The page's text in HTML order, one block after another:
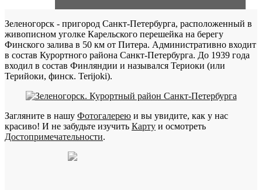
Зеленогорск - пригород Санкт-Петербурга, расположенный в
живописном уголке Карельского перешейка на берегу
Финского залива в 50 км от Питера. Административно входит
в состав Курортного района Санкт-Петербурга. До 1939 года
входил в состав Финляндии и назывался Териоки (или
Терийоки, финск. Terijoki).
Загляните в нашу Фотогалерею и вы увидите, как у нас
красиво! И не забудьте изучить Карту и осмотреть
Достопримечательности.